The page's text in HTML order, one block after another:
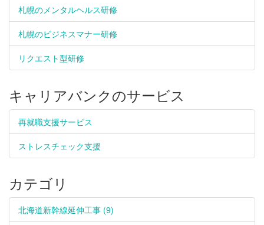
札幌のメンタルヘルス研修
札幌のビジネスマナー研修
リクエスト型研修
キャリアバンクのサービス
再就職支援サービス
ストレスチェック支援
カテゴリ
北海道新幹線延伸工事 (9)